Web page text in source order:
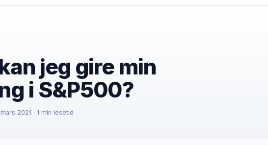
jeg gire min
i S&P500?
2021 · 1 min lesetid